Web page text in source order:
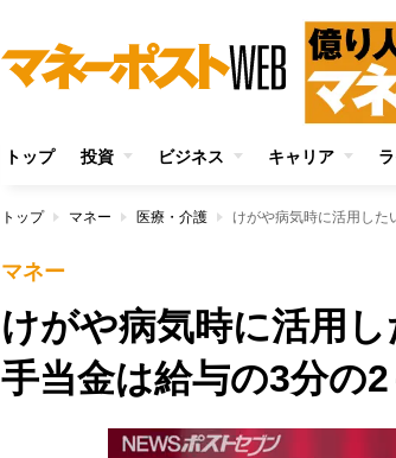
トップ 投資 ビジネス キャリア
トップ マネー 医療・介護 けがや病気時に活用し
マネー
けがや病気時に活用
手当金は給与の3分の2